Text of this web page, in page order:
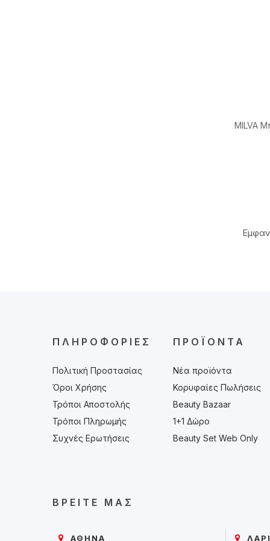
MILVA
ΠΛΗΡΟΦΟΡΊΕΣ
Πολιτική Προστασίας
Όροι Χρήσης
Τρόποι Αποστολής
Τρόποι Πληρωμής
Συχνές Ερωτήσεις
ΠΡΟΪΌΝΤΑ
Νέα προϊόντα
Κορυφαίες Πωλήσεις
Beauty Bazaar
1+1 Δώρο
Beauty Set Web Only
ΒΡΕΊΤΕ ΜΑΣ
ΑΘΗΝΑ